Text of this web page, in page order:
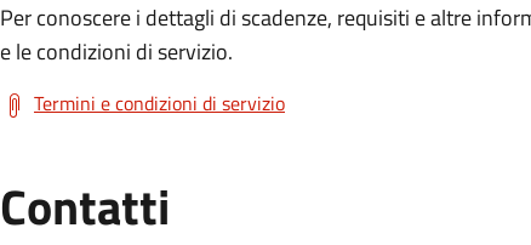
Per conoscere i dettagli di scadenze, requisiti e altre
e le condizioni di servizio.
Termini e condizioni di servizio
Contatti